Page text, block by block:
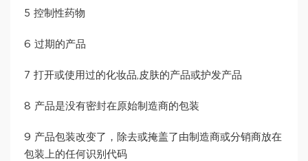
5 控制性药物
6 过期的产品
7 打开或使用过的化妆品,皮肤的产品或护发产品
8 产品是没有密封在原始制造商的包装
9 产品包装改变了，除去或掩盖了由制造商或分销商放在
包装上的任何识别代码